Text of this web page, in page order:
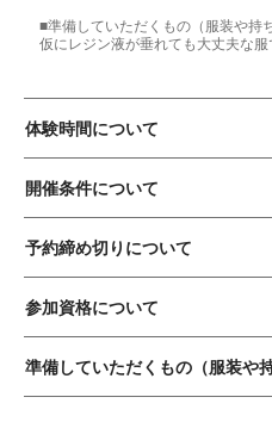
■準備していただくもの（服装や持
仮にレジン液が垂れても大丈夫な服
体験時間について
開催条件について
予約締め切りについて
参加資格について
準備していただくもの（服装や